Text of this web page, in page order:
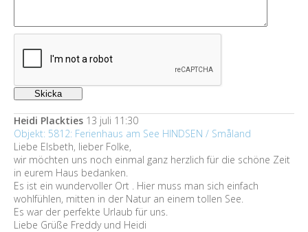
Heidi Plackties 13 juli 11:30
Objekt: 5812: Ferienhaus am See HINDSEN / Småland
Liebe Elsbeth, lieber Folke,
wir möchten uns noch einmal ganz herzlich für die schöne Zeit
in eurem Haus bedanken.
Es ist ein wundervoller Ort . Hier muss man sich einfach
wohlfühlen, mitten in der Natur an einem tollen See.
Es war der perfekte Urlaub für uns.
Liebe Grüße Freddy und Heidi